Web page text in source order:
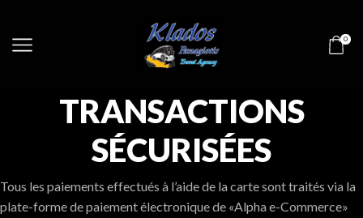
0
TRANSACTIONS
SÉCURISÉES
Tous les paiements effectués à l’aide de la carte sont traités via la
plate-forme de paiement électronique de «Alpha e-Commerce»